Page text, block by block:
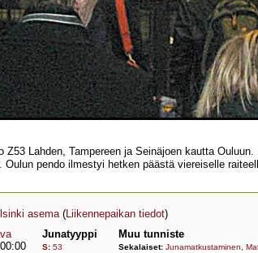
Z53 Lahden, Tampereen ja Seinäjoen kautta
Oulun pendo ilmestyi hetken päästä viereiselle
asema(Liikennepaikan tiedot)
Junatyyppi
S: 53
Muu tunniste
Sekalaiset: Junamatkustaminen